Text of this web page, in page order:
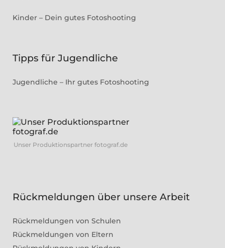
Kinder – Dein gutes Fotoshooting
Tipps für Jugendliche
Jugendliche – Ihr gutes Fotoshooting
Unser Produktionspartner fotograf.de
Rückmeldungen über unsere Arbeit
Rückmeldungen von Schulen
Rückmeldungen von Eltern